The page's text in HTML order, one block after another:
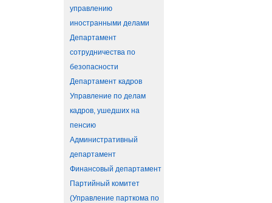
управлению
иностранными делами
Департамент
сотрудничества по
безопасности
Департамент кадров
Управление по делам
кадров, ушедших на
пенсию
Административный
департамент
Финансовый департамент
Партийный комитет
(Управление парткома по